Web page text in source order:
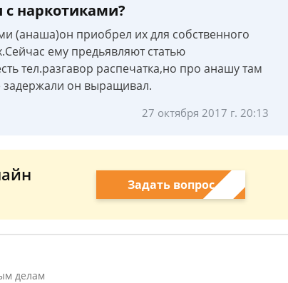
наркотиками?
(анаша)он приобрел их для собственного
ему предьявляют статью
тел.разгавор распечатка,но про анашу там
задержали он выращивал.
27 октября 2017 г. 20:13
Задать вопрос
делам